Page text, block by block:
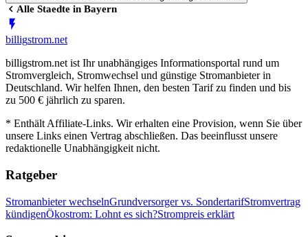
Alle Staedte in Bayern
billigstrom.net
billigstrom.net ist Ihr unabhängiges Informationsportal rund um
Stromvergleich, Stromwechsel und günstige Stromanbieter in
Deutschland. Wir helfen Ihnen, den besten Tarif zu finden und bis
zu 500 € jährlich zu sparen.
* Enthält Affiliate-Links. Wir erhalten eine Provision, wenn Sie über
unsere Links einen Vertrag abschließen. Das beeinflusst unsere
redaktionelle Unabhängigkeit nicht.
Ratgeber
Stromanbieter wechselnGrundversorger vs. SondertarifStromvertrag
kündigenÖkostrom: Lohnt es sich?Strompreis erklärt